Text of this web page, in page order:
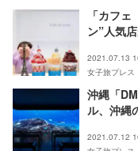
「カフ
ン”人気
2021.07.13
女子旅プレス
沖縄「
ル、沖縄
2021.07.12